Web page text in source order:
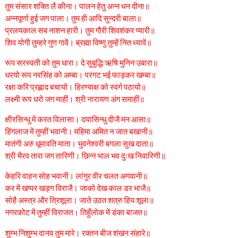
y
e
a
r
s
a
g
o
तुम संसार शक्ति लै कीना। पालन हेतु अन्न धन दीना॥
अन्नपूर्णा हुई जग पाला। तुम ही आदि सुन्दरी बाला॥
प्रलयकाल सब नाशन हारी। तुम गौरी शिवशंकर प्यारी॥
शिव योगी तुम्हरे गुण गावें। ब्रह्मा विष्णु तुम्हें नित ध्यावें॥
रूप सरस्वती को तुम धारा। दे सुबुद्धि ऋषि मुनिन उबारा॥
धरयो रूप नरसिंह को अम्बा। परगट भई फाड़कर खम्बा॥
रक्षा करि प्रह्लाद बचायो। हिरण्याक्ष को स्वर्ग पठायो॥
लक्ष्मी रूप धरो जग माहीं। श्री नारायण अंग समाहीं॥
क्षीरसिन्धु में करत विलासा। दयासिन्धु दीजै मन आसा॥
हिंगलाज में तुम्हीं भवानी। महिमा अमित न जात बखानी॥
मातंगी अरु धूमावति माता। भुवनेश्वरी बगला सुख दाता॥
श्री भैरव तारा जग तारिणी। छिन्न भाल भव दुःख निवारिणी॥
केहरि वाहन सोह भवानी। लांगुर वीर चलत अगवानी॥
कर में खप्पर खड्ग विराजै। जाको देख काल डर भाजै॥
सोहै अस्त्र और त्रिशूला। जाते उठत शत्रु हिय शूला॥
नगरकोट में तुम्हीं विराजत। तिहुँलोक में डंका बाजत॥
शुम्भ निशुम्भ दानव तुम मारे। रक्तन बीज शंखन संहारे॥